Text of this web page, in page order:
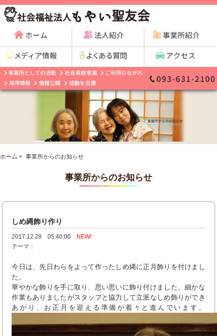
ホーム > 事業所からのお知らせ
事業所からのお知らせ
しめ縄飾り作り
2017.12.28 05:40:00
NEW!
テーマ：
今日は、先日わらをよって作ったしめ縄に正月飾りを付けまし
た。
華やかな飾りを手に取り、思い思いに飾り付けました。細かな
作業もありましたがスタッフと協力して立派なしめ飾りができ
あがり、お正月を迎える準備が着々と進んでいます。